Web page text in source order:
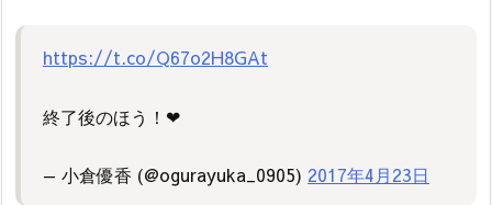
https://t.co/Q67o2H8GAt
終了後のほう！❤︎
— 小倉優香 (@ogurayuka_0905) 2017年4月23日